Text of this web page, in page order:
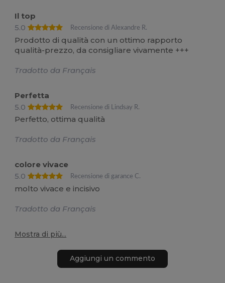
Il top
5.0
Recensione di Alexandre R.
Prodotto di qualità con un ottimo rapporto
qualità-prezzo, da consigliare vivamente +++
Tradotto da Français
Perfetta
5.0
Recensione di Lindsay R.
Perfetto, ottima qualità
Tradotto da Français
colore vivace
5.0
Recensione di garance C.
molto vivace e incisivo
Tradotto da Français
Mostra di più...
Aggiungi un commento